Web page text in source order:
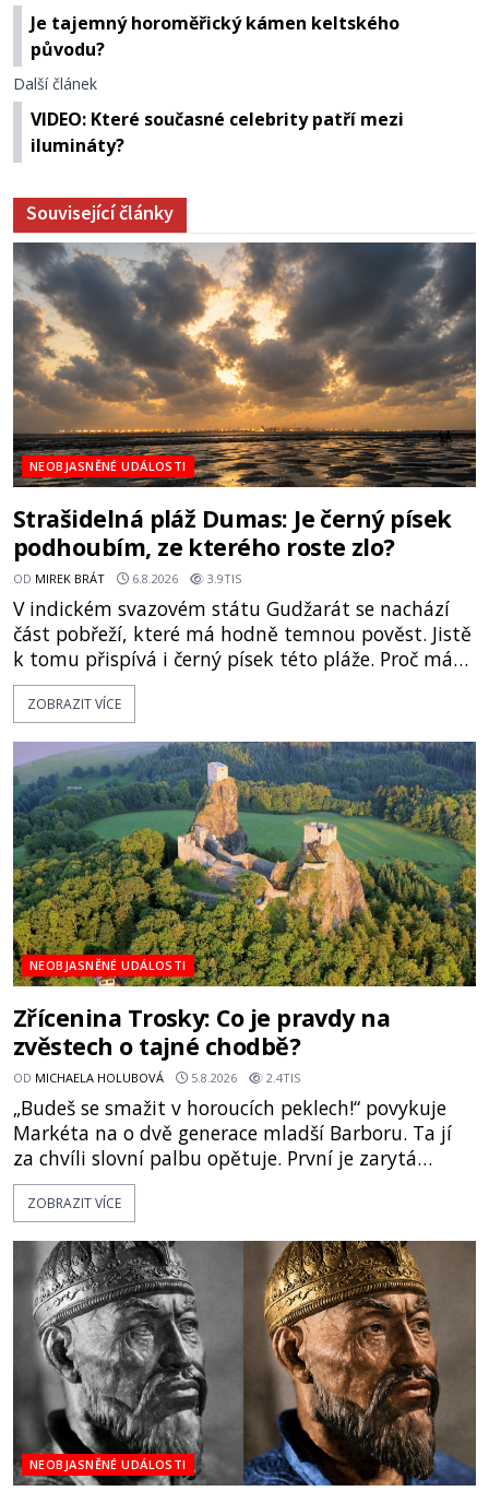
Je tajemný horoměřický kámen keltského
původu?
Další článek
VIDEO: Které současné celebrity patří mezi
ilumináty?
Související články
NEOBJASNĚNÉ UDÁLOSTI
Strašidelná pláž Dumas: Je černý písek
podhoubím, ze kterého roste zlo?
OD MIREK BRÁT 6.8.2026 3.9TIS
V indickém svazovém státu Gudžarát se nachází
část pobřeží, které má hodně temnou pověst. Jistě
k tomu přispívá i černý písek této pláže. Proč má
pláž takové netypické zbarvení? Nakolik jsou
pravdivé historky, že zde došlo k nevysvětlitelným
následovat. Vstupujeme na pláž Dumas ve městě
Surat. Gu
ZOBRAZIT VÍCE
NEOBJASNĚNÉ UDÁLOSTI
Zřícenina Trosky: Co je pravdy na
zvěstech o tajné chodbě?
OD MICHAELA HOLUBOVÁ 5.8.2026 2.4TIS
„Budeš se smažit v horoucích peklech!“ povykuje
Markéta na o dvě generace mladší Barboru. Ta jí
za chvíli slovní palbu opětuje. První je zarytá
katolička, druhá přesvědčená kališnice. A každá z
nich se usídlí na jedné z věží slavného hradu
mezi vůdce protihusitského boje. Za manželku má
skutečně jistou
ZOBRAZIT VÍCE
NEOBJASNĚNÉ UDÁLOSTI